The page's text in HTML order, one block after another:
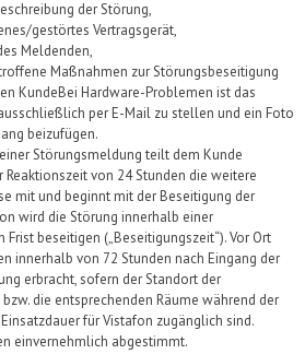
der Störung,
gestörtes Vertragsgerät,
Meldenden,
Maßnahmen zur Störungsbeseitigung
KundeBei Hardware-Problemen ist das
per E-Mail zu stellen und ein Foto
beizufügen.
Störungsmeldung teilt dem Kunde
Reaktionszeit von 24 Stunden die weitere
mit und beginnt mit der Beseitigung der
wird die Störung innerhalb einer
Frist beseitigen („Beseitigungszeit“). Vor Ort
innerhalb von 72 Stunden nach Eingang der
erbracht, sofern der Standort der
die entsprechenden Räume während der
fürVistafon zugänglich sind.
einvernehmlich abgestimmt.